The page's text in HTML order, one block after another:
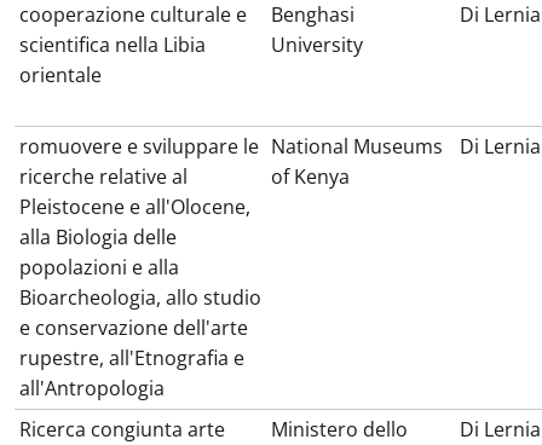
cooperazione culturale e
scientifica nella Libia
orientale
Benghasi
University
Di Lernia
romuovere e sviluppare le
ricerche relative al
Pleistocene e all'Olocene,
alla Biologia delle
popolazioni e alla
Bioarcheologia, allo studio
e conservazione dell'arte
rupestre, all'Etnografia e
all'Antropologia
National Museums
of Kenya
Di Lernia
Ricerca congiunta arte
Ministero dello
Di Lernia